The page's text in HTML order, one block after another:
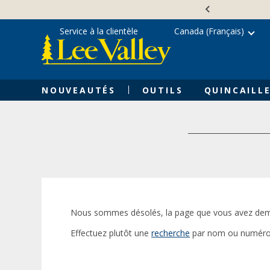
content
NOUVEAUTÉS OUTILS
Service à la clientèle Canada (Français)
Nous sommes désolés, la page que vous avez
Effectuez plutôt une recherche par nom ou